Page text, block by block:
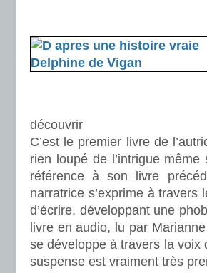
découvrir
C’est le premier livre de
rien loupé de l’intrigue
référence à son livre
narratrice s’exprime à travers
d’écrire, développant une
livre en audio, lu par
se développe à travers la voix
suspense est vraiment très